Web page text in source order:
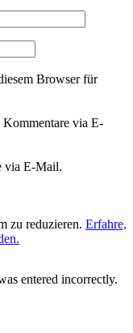
Browser für
via E-
via E-Mail.
zu reduzieren. Erfahre,
entered incorrectly.